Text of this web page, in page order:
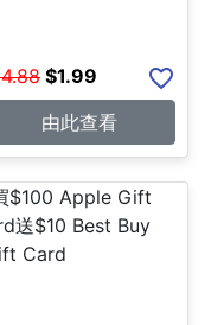
4.88 $1.99
由此查看